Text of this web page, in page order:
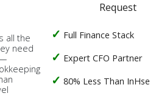
all the
need
Request
Full Finance Stack
Expert CFO Partner
80% Less Than InHse